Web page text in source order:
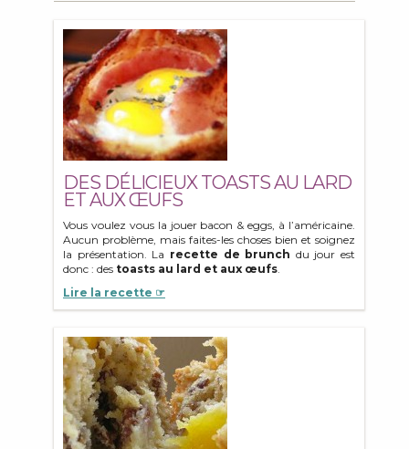
DES DÉLICIEUX TOASTS AU LARD
ET AUX ŒUFS
Vous voulez vous la jouer bacon & eggs, à l’américaine.
Aucun problème, mais faites-les choses bien et soignez
la présentation. La recette de brunch du jour est
donc : des toasts au lard et aux œufs.
Lire la recette ☞